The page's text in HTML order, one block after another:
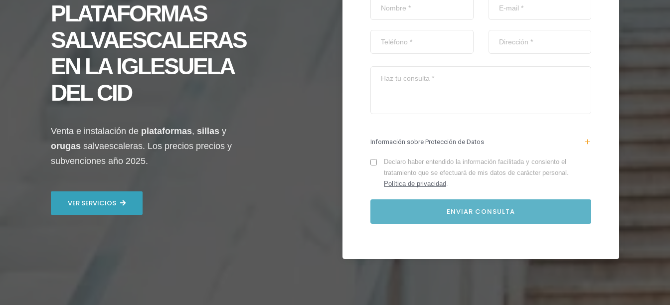
PLATAFORMAS
SALVAESCALERAS
EN LA IGLESUELA
DEL CID
Venta e instalación de plataformas, sillas y
orugas salvaescaleras. Los precios precios y
subvenciones año 2025.
VER SERVICIOS
Información sobre Protección de Datos
Declaro haber entendido la información facilitada y consiento el
tratamiento que se efectuará de mis datos de carácter personal.
Política de privacidad.